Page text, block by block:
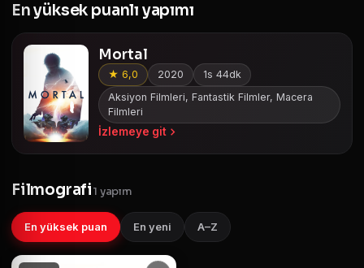
En yüksek puanlı yapımı
Mortal
★ 6,0 2020
1s 44dk
Aksiyon Filmleri, Fantastik Filmler, Macera
Filmleri
İzlemeye git
Filmografi1 yapım
En yüksek puan En yeni A–Z